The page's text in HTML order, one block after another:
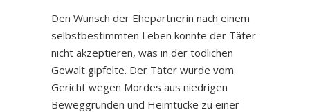
Den Wunsch der Ehepartnerin nach einem
selbstbestimmten Leben konnte der Täter
nicht akzeptieren, was in der tödlichen
Gewalt gipfelte. Der Täter wurde vom
Gericht wegen Mordes aus niedrigen
Beweggründen und Heimtücke zu einer